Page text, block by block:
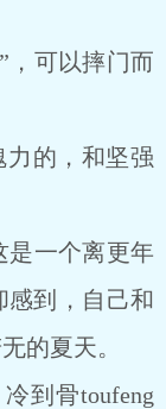
可以摔门而
的，和坚强
一个离更年
到，自己和
的夏天。
到骨toufeng